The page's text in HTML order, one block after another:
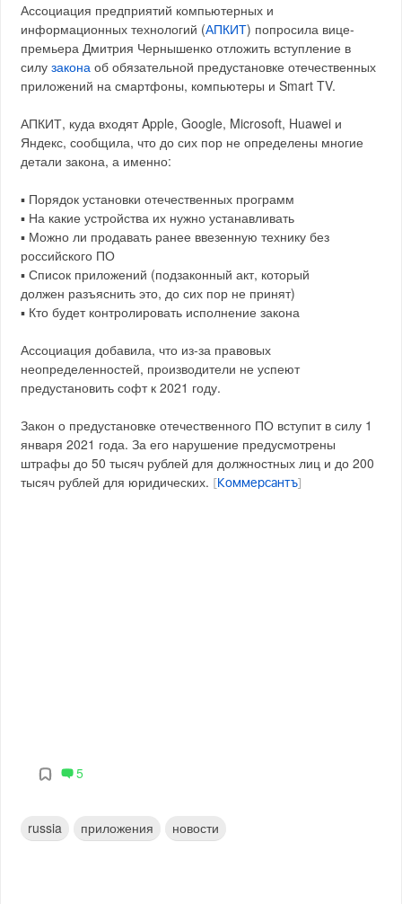
Ассоциация предприятий компьютерных и
информационных технологий (АПКИТ) попросила вице-
премьера Дмитрия Чернышенко отложить вступление в
силузакона об обязательной предустановке отечественных
приложений на смартфоны, компьютеры и Smart TV.
АПКИТ, куда входят Apple, Google, Microsoft, Huawei и
Яндекс, сообщила, что до сих пор не определены многие
детали закона, а именно:
▪️ Порядок установки отечественных программ
▪️ На какие устройства их нужно устанавливать
▪️ Можно ли продавать ранее ввезенную технику без
российского ПО
▪️ Список приложений (подзаконный акт, который
должен разъяснить это, до сих пор не принят)
▪️ Кто будет контролировать исполнение закона
Ассоциация добавила, что из-за правовых
неопределенностей, производители не успеют
предустановить софт к 2021 году.
Закон о предустановке отечественного ПО вступит в силу 1
января 2021 года. За его нарушение предусмотрены
штрафы до 50 тысяч рублей для должностных лиц и до 200
тысяч рублей для юридических.
Коммерсантъ
5
russia приложения новости